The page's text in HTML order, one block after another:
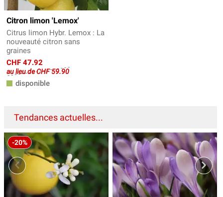
Citron limon 'Lemox'
Citrus limon Hybr. Lemox : La
nouveauté citron sans
graines
CHF 47.92
au lieu de CHF 59.90
disponible
Tendances actuelles...
-20%